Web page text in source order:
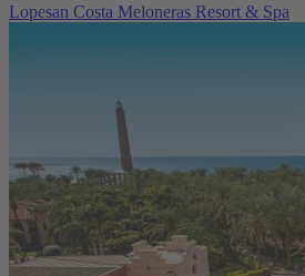
Lopesan Costa Meloneras Resort & Spa